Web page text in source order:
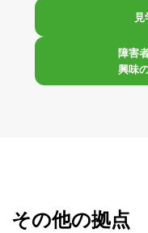
障害
興味
その他の拠点